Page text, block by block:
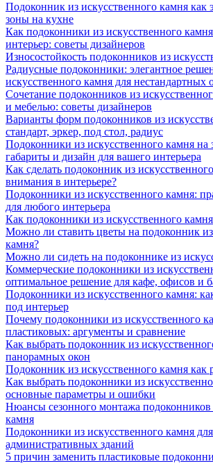
Подоконник из искусственного камня как
зоны на кухне
Как подоконники из искусственного
интерьер: советы дизайнеров
Износостойкость подоконников из
Радиусные подоконники: элегантное
искусственного камня для нестандартных
Сочетание подоконников из
и мебелью: советы дизайнеров
Варианты форм подоконников из
стандарт, эркер, под стол, радиус
Подоконники из искусственного камня на
габариты и дизайн для вашего интерьера
Как сделать подоконник из
внимания в интерьере?
Подоконники из искусственного камня:
для любого интерьера
Как подоконники из искусственного
Можно ли ставить цветы на подоконник
камня?
Можно ли сидеть на подоконнике из
Коммерческие подоконники из
оптимальное решение для кафе, офисов и
Подоконники из искусственного камня:
под интерьер
Почему подоконники из искусственного
пластиковых: аргументы и сравнение
Как выбрать подоконник из
панорамных окон
Подоконник из искусственного камня как
Как выбрать подоконники из
основные параметры и ошибки
Нюансы сезонного монтажа подоконников
камня
Подоконники из искусственного камня
административных зданий
5 причин заменить пластиковые